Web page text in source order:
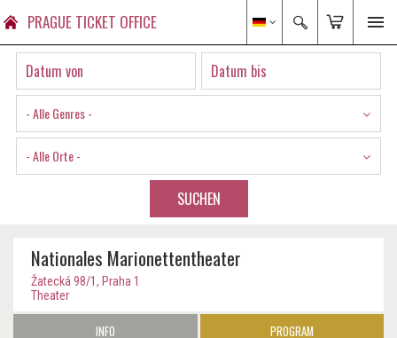
PRAGUE TICKET OFFICE
- Alle Genres -
- Alle Orte -
SUCHEN
Nationales Marionettentheater
Žatecká 98/1, Praha 1
Theater
INFO PROGRAM